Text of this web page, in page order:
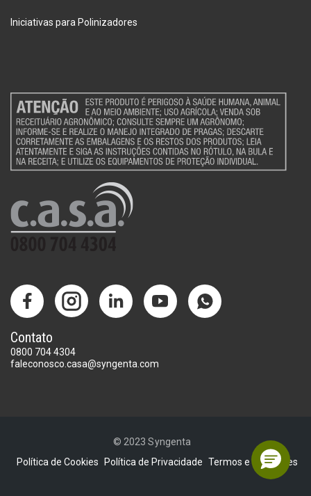
Iniciativas para Polinizadores
Contato
0800 704 4304
faleconosco.casa@syngenta.com
© 2023 Syngenta
Política de Cookies
Política de Privacidade Termos e Condições